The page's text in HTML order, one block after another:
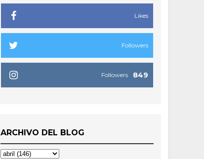
Likes
Followers
849
Followers
ARCHIVO DEL BLOG